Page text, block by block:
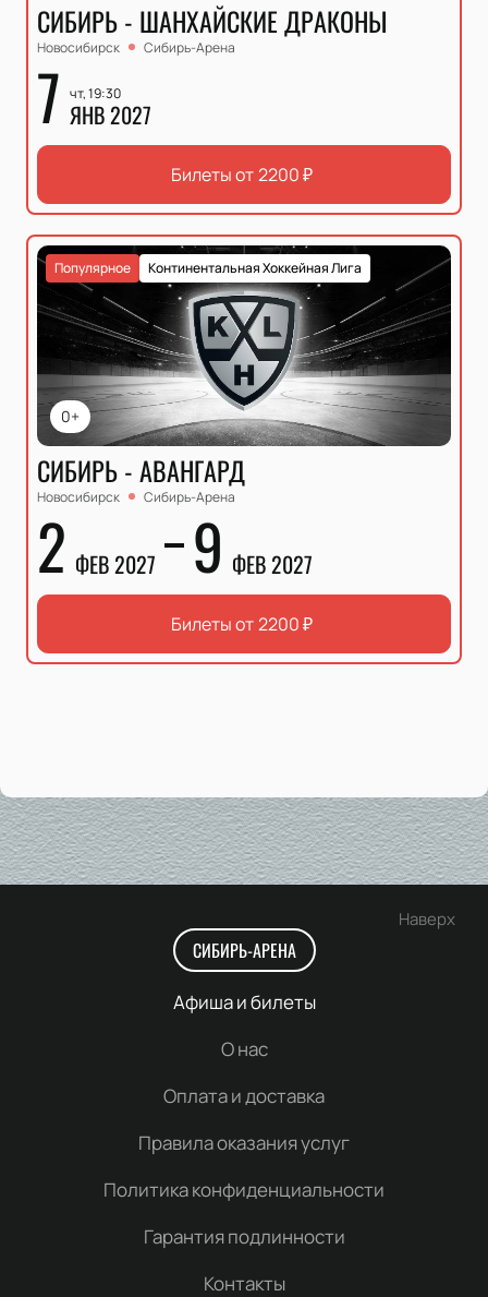
СИБИРЬ - ШАНХАЙСКИЕ ДРАКОНЫ
Новосибирск Сибирь-Арена
7 чт, 19:30
ЯНВ 2027
Билеты от2200₽
0+
Континентальная Хоккейная Лига
Популярное
СИБИРЬ - АВАНГАРД
Новосибирск Сибирь-Арена
2 ФЕВ 2027 9 ФЕВ 2027
Билеты от2200₽
Наверх
СИБИРЬ-АРЕНА
Афиша и билеты
О нас
Оплата и доставка
Правила оказания услуг
Политика конфиденциальности
Гарантия подлинности
Контакты